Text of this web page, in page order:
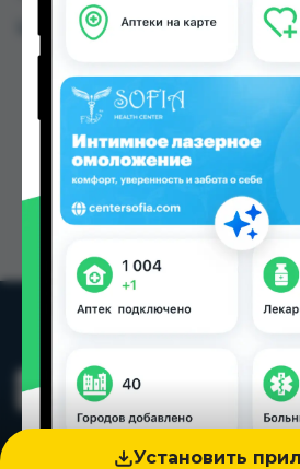
Установить
Цена: от14.50 TJS